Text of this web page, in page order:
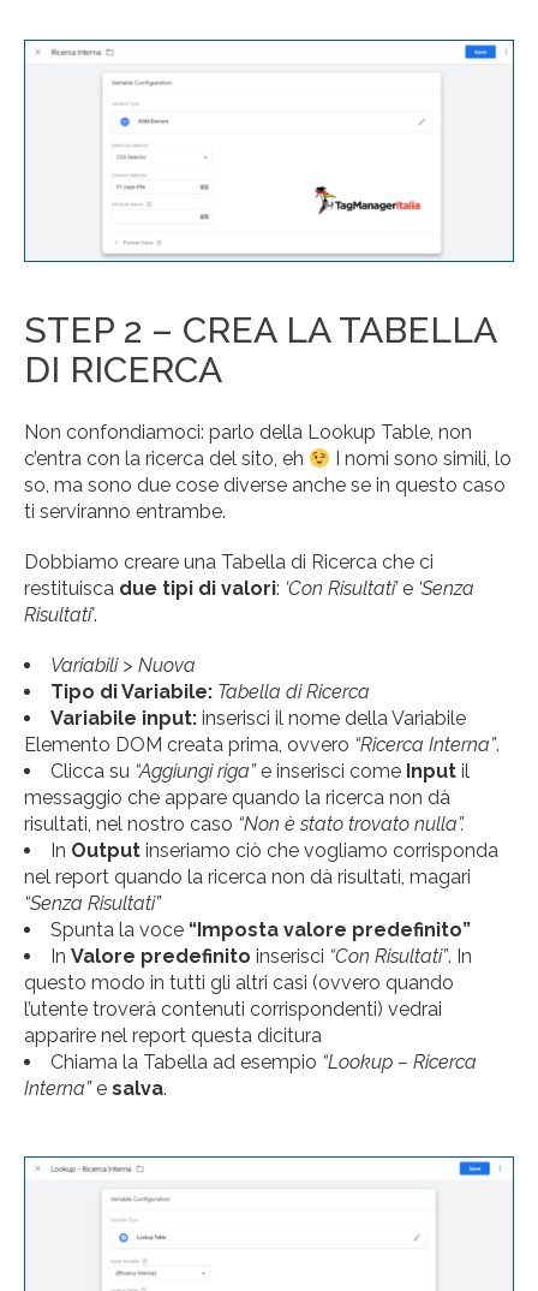
STEP 2 – CREA LA TABELLA
DI RICERCA
Non confondiamoci: parlo della Lookup Table, non
c’entra con la ricerca del sito, eh
I nomi sono simili, lo
so, ma sono due cose diverse anche se in questo caso
ti serviranno entrambe.
Dobbiamo creare una Tabella di Ricerca che ci
restituisca due tipi di valori: ‘Con Risultati’e ‘Senza
Risultati’.
Variabili > Nuova
Tipo di Variabile: Tabella di Ricerca
Variabile input: inserisci il nome della Variabile
Elemento DOM creata prima, ovvero “Ricerca Interna”.
Clicca su “Aggiungi riga”e inserisci come Input il
messaggio che appare quando la ricerca non dà
risultati, nel nostro caso “Non è stato trovato nulla”.
In Output inseriamo ciò che vogliamo corrisponda
nel report quando la ricerca non dà risultati, magari
“Senza Risultati”
Spunta la voce “Imposta valore predefinito”
In Valore predefinito inserisci “Con Risultati”. In
questo modo in tutti gli altri casi (ovvero quando
l’utente troverà contenuti corrispondenti) vedrai
apparire nel report questa dicitura
Chiama la Tabella ad esempio “Lookup – Ricerca
Interna”e salva.